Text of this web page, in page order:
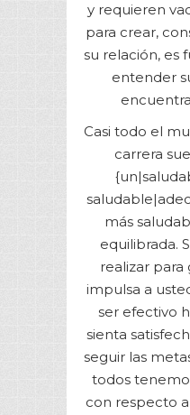
y requieren
para crear,
su relación, es
entender
Casi todo el
carrera
más
equilibrada.
realizar para
impulsa a
ser efectivo
sienta
seguir las
todos
con respecto